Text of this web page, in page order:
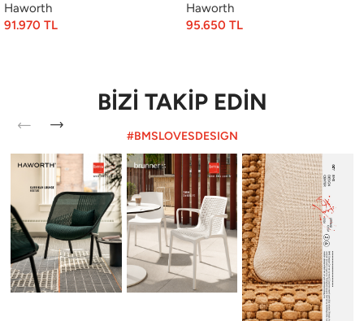
Haworth
91.970 TL
Haworth
95.650 TL
BİZİ TAKİP EDİN
#BMSLOVESDESIGN